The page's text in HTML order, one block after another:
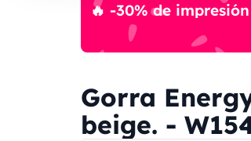
🔥 -30% de
Gorra
beige. -